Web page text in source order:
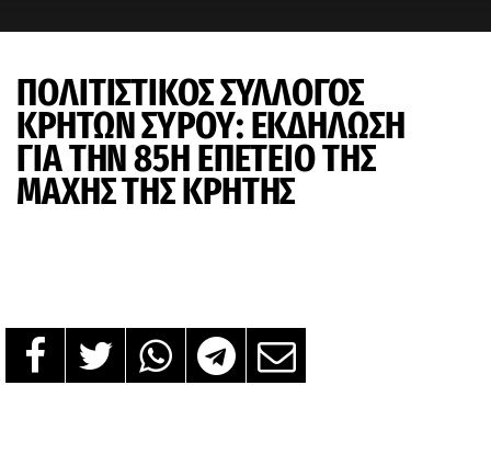
ΠΟΛΙΤΙΣΤΙΚΟΣ ΣΥΛΛΟΓΟΣ
ΚΡΗΤΩΝ ΣΥΡΟΥ: ΕΚΔΗΛΩΣΗ
ΓΙΑ ΤΗΝ 85Η ΕΠΕΤΕΙΟ ΤΗΣ
ΜΑΧΗΣ ΤΗΣ ΚΡΗΤΗΣ